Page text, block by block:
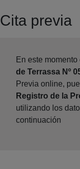
Cita previa
En este momento
de Terrassa Nº
Previa online,
Registro de la
utilizando los
continuación